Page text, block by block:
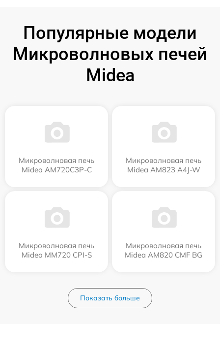
Популярные модели
Микроволновых печей
Midea
Микроволновая печь
Midea AM720C3P-C
Микроволновая печь
Midea AM823 A4J-W
Микроволновая печь
Midea MM720 CPI-S
Микроволновая печь
Midea AM820 CMF BG
Показать больше